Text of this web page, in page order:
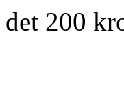
200